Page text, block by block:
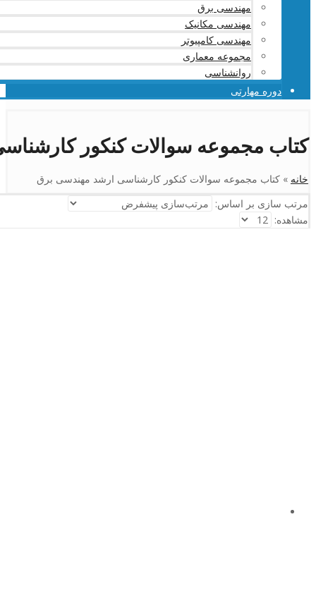
مهندسی برق
مهندسی مکانیک
مهندسی کامپیوتر
مجموعه معماری
روانشناسی
دوره مهارتی
کتاب مجموعه سوالات کنکور
خانه » کتاب مجموعه سوالات کنکور کارشناسی ارشد مهندسی برق
مرتب سازی بر اساس:
مشاهده: